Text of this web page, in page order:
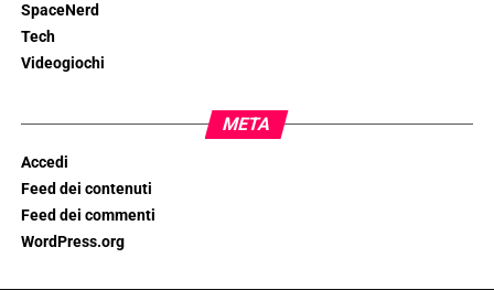
SpaceNerd
Tech
Videogiochi
META
Accedi
Feed dei contenuti
Feed dei commenti
WordPress.org